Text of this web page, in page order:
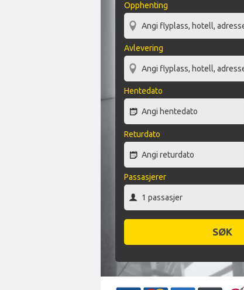
Opphenting
Avlevering
Hentedato
Returdato
Passasjerer
SØK